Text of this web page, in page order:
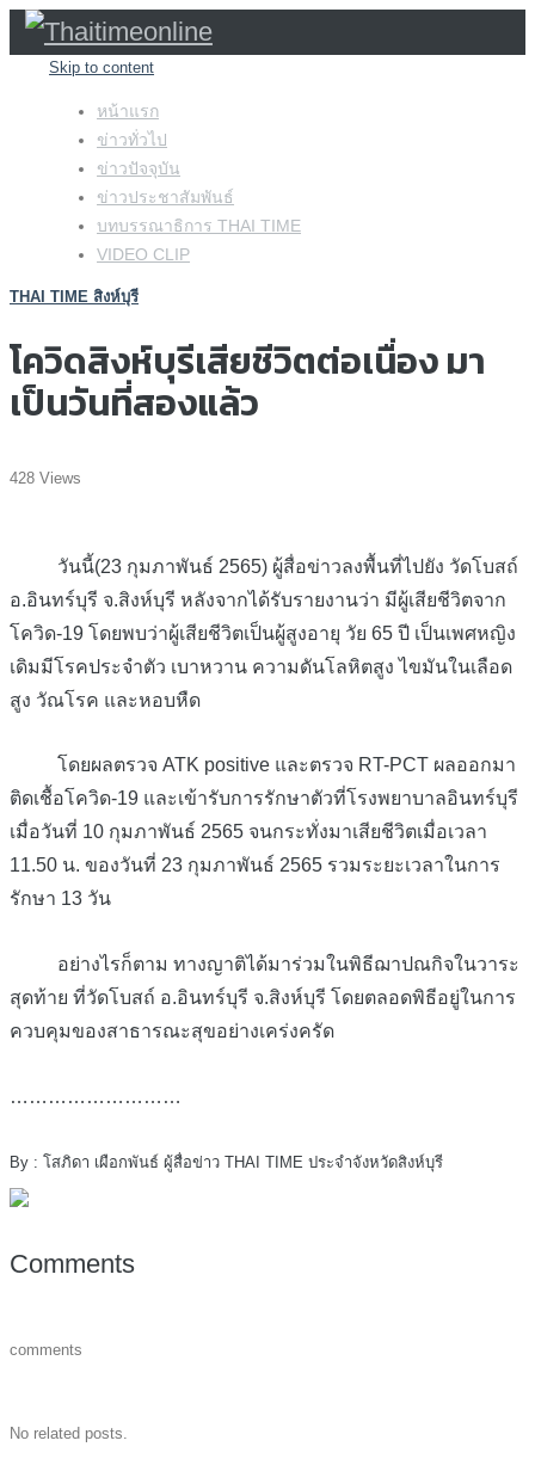
Skip to content
หน้าแรก
ข่าวทั่วไป
ข่าวปัจจุบัน
ข่าวประชาสัมพันธ์
บทบรรณาธิการ THAI TIME
VIDEO CLIP
THAI TIME สิงห์บุรี
โควิดสิงห์บุรีเสียชีวิตต่อเนื่อง มา
เป็นวันที่สองแล้ว
428 Views
วันนี้(23 กุมภาพันธ์ 2565) ผู้สื่อข่าวลงพื้นที่ไปยัง วัดโบสถ์
อ.อินทร์บุรี จ.สิงห์บุรี หลังจากได้รับรายงานว่า มีผู้เสียชีวิตจาก
โควิด-19 โดยพบว่าผู้เสียชีวิตเป็นผู้สูงอายุ วัย 65 ปี เป็นเพศหญิง
เดิมมีโรคประจำตัว เบาหวาน ความดันโลหิตสูง ไขมันในเลือด
สูง วัณโรค และหอบหืด
โดยผลตรวจ ATK positive และตรวจ RT-PCT ผลออกมา
ติดเชื้อโควิด-19 และเข้ารับการรักษาตัวที่โรงพยาบาลอินทร์บุรี
เมื่อวันที่ 10 กุมภาพันธ์ 2565 จนกระทั่งมาเสียชีวิตเมื่อเวลา
11.50 น. ของวันที่ 23 กุมภาพันธ์ 2565 รวมระยะเวลาในการ
รักษา 13 วัน
อย่างไรก็ตาม ทางญาติได้มาร่วมในพิธีฌาปณกิจในวาระ
สุดท้าย ที่วัดโบสถ์ อ.อินทร์บุรี จ.สิงห์บุรี โดยตลอดพิธีอยู่ในการ
ควบคุมของสาธารณะสุขอย่างเคร่งครัด
………………………
By : โสภิดา เผือกพันธ์ ผู้สื่อข่าว THAI TIME ประจำจังหวัดสิงห์บุรี
Comments
comments
No related posts.